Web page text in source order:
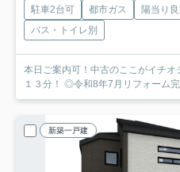
駐車2台可 都市ガス 陽当り
バス・トイレ別
本日ご案内可！中古のここがイチ
１３分！ ◎令和8年7月リフォーム
新築一戸建